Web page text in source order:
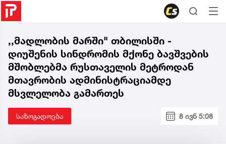
,,მადლობის მარში" თბილისში -
დიუშენის სინდრომის მქონე ბავშვების
მშობლებმა რუსთაველის მეტროდან
მთავრობის ადმინისტრაციამდე
მსვლელობა გამართეს
საზოგადოება 8 ივნ 5:08